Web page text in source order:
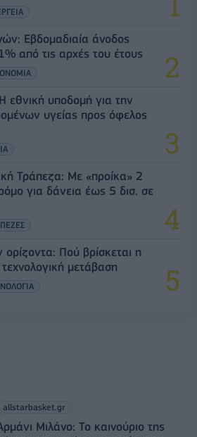
Εβδομαδιαία άνοδος
από τις αρχές του έτους
υποδομή για την
υγείας προς όφελος
Τράπεζα: Με «προίκα» 2
για δάνεια έως 5 δισ. σε
Πού βρίσκεται η
μετάβαση
allstarbasket.gr
Μιλάνο: Το καινούριο της